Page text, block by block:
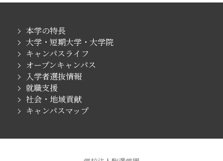
本学の特長
大学・短期大学・大学院
キャンパスライフ
オープンキャンパス
入学者選抜情報
就職支援
社会・地域貢献
キャンパスマップ